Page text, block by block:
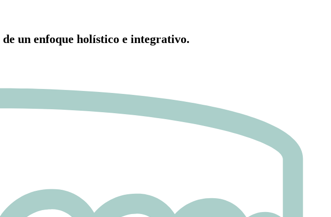
un enfoque holístico e integrativo.